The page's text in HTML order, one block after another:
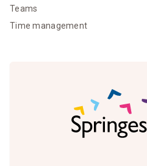
Teams
Time management